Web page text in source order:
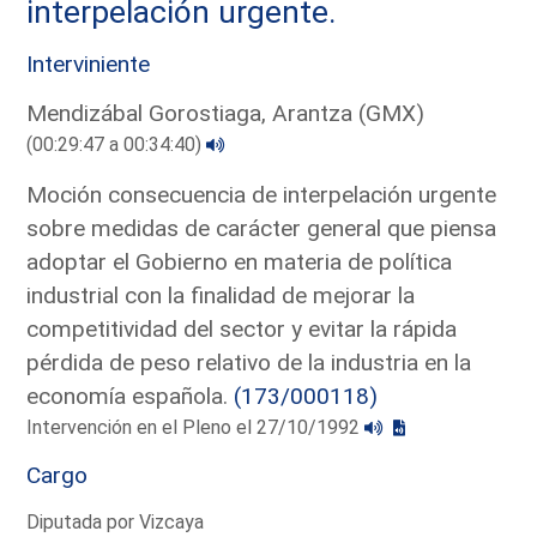
interpelación urgente.
Interviniente
Mendizábal Gorostiaga, Arantza (GMX)
(00:29:47 a 00:34:40)
Moción consecuencia de interpelación urgente
sobre medidas de carácter general que piensa
adoptar el Gobierno en materia de política
industrial con la finalidad de mejorar la
competitividad del sector y evitar la rápida
pérdida de peso relativo de la industria en la
economía española. (173/000118)
Intervención en el Pleno el 27/10/1992
Cargo
Diputada por Vizcaya